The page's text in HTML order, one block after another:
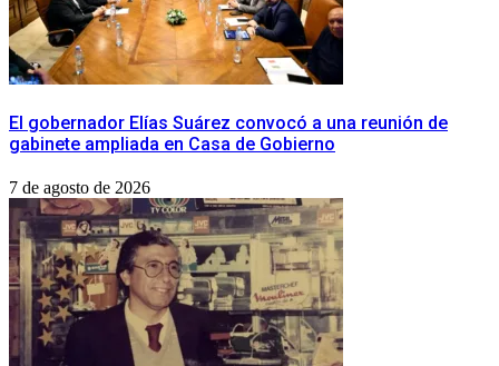
​El gobernador Elías Suárez convocó a una reunión de
gabinete ampliada en Casa de Gobierno
7 de agosto de 2026